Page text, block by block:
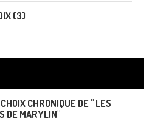
(3)
CHRONIQUE DE " LES
DE MARYLIN"